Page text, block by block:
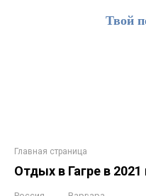
Твой
Главная страница
Отдых в Гагре в 2021